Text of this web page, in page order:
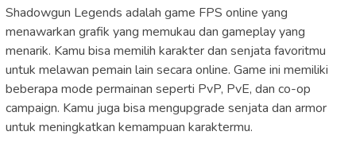
Shadowgun Legends adalah game FPS online yang
menawarkan grafik yang memukau dan gameplay yang
menarik. Kamu bisa memilih karakter dan senjata favoritmu
untuk melawan pemain lain secara online. Game ini memiliki
beberapa mode permainan seperti PvP, PvE, dan co-op
campaign. Kamu juga bisa mengupgrade senjata dan armor
untuk meningkatkan kemampuan karaktermu.